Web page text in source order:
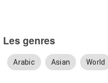
Les genres
Arabic Asian World